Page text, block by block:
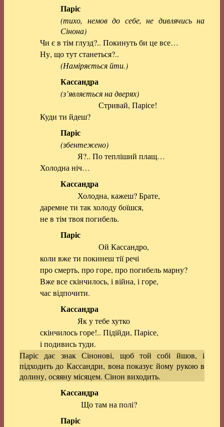
Паріс
(тихо, немов до себе, не дивлячись на
Сінона)
Чи є в тім глузд?.. Покинуть би це все…
Ну, що тут станеться?..
(Наміряється йти.)
Кассандра
(з’являється на дверях)
Стривай, Парісе!
Куди ти йдеш?
Паріс
(збентежено)
Я?.. По тепліший плащ…
Холодна ніч…
Кассандра
Холодна, кажеш? Брате,
даремне ти так холоду боїшся,
не в тім твоя погибель.
Паріс
Ой Кассандро,
коли вже ти покинеш тії речі
про смерть, про горе, про погибель марну?
Вже все скінчилось, і війна, і горе,
час відпочити.
Кассандра
Як у тебе хутко
скінчилось горе!.. Підійди, Парісе,
і подивись туди.
Паріс дає знак Сінонові, щоб той собі йшов, і
підходить до Кассандри, вона показує йому рукою в
долину, осяяну місяцем. Сінон виходить.
Кассандра
Що там на полі?
Паріс